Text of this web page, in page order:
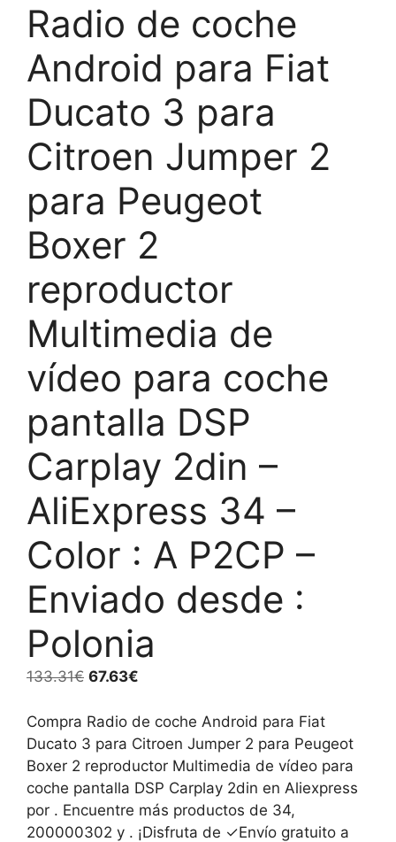
Radio de coche
Android para Fiat
Ducato 3 para
Citroen Jumper 2
para Peugeot
Boxer 2
reproductor
Multimedia de
vídeo para coche
pantalla DSP
Carplay 2din –
AliExpress 34 –
Color : A P2CP –
Enviado desde :
Polonia
133.31€ El
original
era:
133.31€.
67.63€
actual
es:
67.63€.
Compra Radio de coche Android para Fiat
Ducato 3 para Citroen Jumper 2 para Peugeot
Boxer 2 reproductor Multimedia de vídeo para
coche pantalla DSP Carplay 2din en Aliexpress
por . Encuentre más productos de 34,
200000302 y . ¡Disfruta de ✓Envío gratuito a